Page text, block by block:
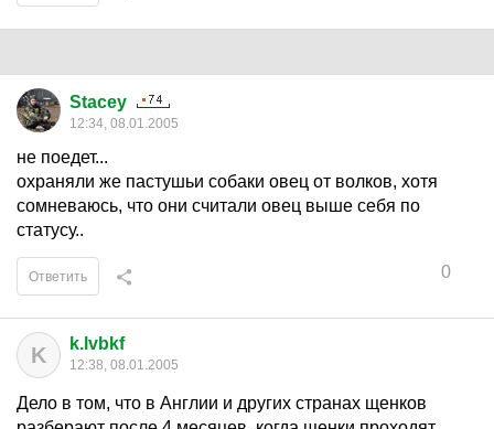
Stacey
12:34, 08.01.2005
не поедет...
охраняли же пастушьи собаки овец от волков, хотя
сомневаюсь, что они считали овец выше себя по
статусу..
0
Ответить
K k.lvbkf
12:38, 08.01.2005
Дело в том, что в Англии и других странах щенков